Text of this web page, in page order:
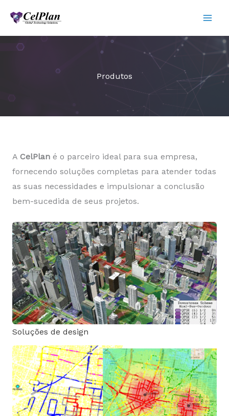
para
o
conteúdo
Produtos
A CelPlan é o parceiro ideal para sua empresa,
fornecendo soluções completas para atender todas
as suas necessidades e impulsionar a conclusão
bem-sucedida de seus projetos.
Soluções de design